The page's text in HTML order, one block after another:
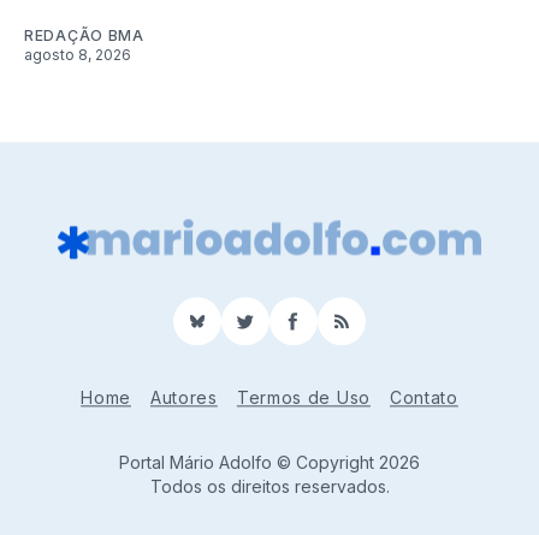
REDAÇÃO BMA
agosto 8, 2026
BlueSkyTwitterFacebook
RSS
Home Autores Termos de Uso Contato
Portal Mário Adolfo © Copyright 2026
Todos os direitos reservados.